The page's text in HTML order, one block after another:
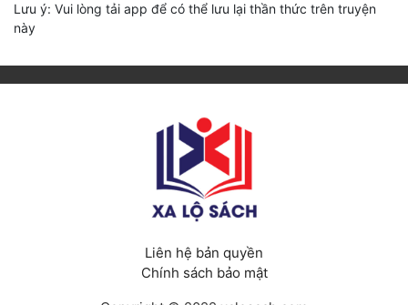
Lưu ý: Vui lòng tải app để có thể lưu lại thần thức trên truyện
này
Liên hệ bản quyền
Chính sách bảo mật